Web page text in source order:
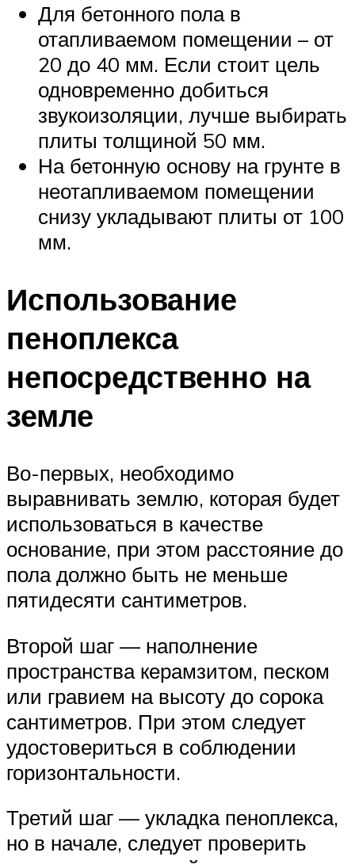
Для бетонного пола в
отапливаемом помещении – от
20 до 40 мм. Если стоит цель
одновременно добиться
звукоизоляции, лучше выбирать
плиты толщиной 50 мм.
На бетонную основу на грунте в
неотапливаемом помещении
снизу укладывают плиты от 100
мм.
Использование
пеноплекса
непосредственно на
земле
Во-первых, необходимо
выравнивать землю, которая будет
использоваться в качестве
основание, при этом расстояние до
пола должно быть не меньше
пятидесяти сантиметров.
Второй шаг — наполнение
пространства керамзитом, песком
или гравием на высоту до сорока
сантиметров. При этом следует
удостовериться в соблюдении
горизонтальности.
Третий шаг — укладка пеноплекса,
но в начале, следует проверить